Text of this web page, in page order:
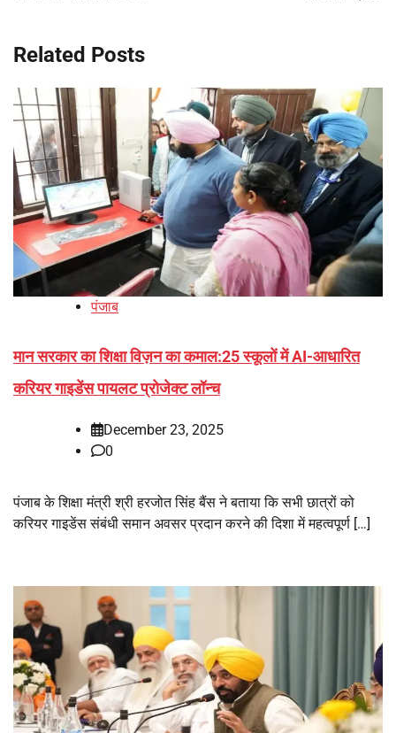
Related Posts
पंजाब
मान सरकार का शिक्षा विज़न का कमाल:25 स्कूलों में AI-आधारित
करियर गाइडेंस पायलट प्रोजेक्ट लॉन्च
December 23, 2025
0
पंजाब के शिक्षा मंत्री श्री हरजोत सिंह बैंस ने बताया कि सभी छात्रों को
करियर गाइडेंस संबंधी समान अवसर प्रदान करने की दिशा में महत्वपूर्ण […]